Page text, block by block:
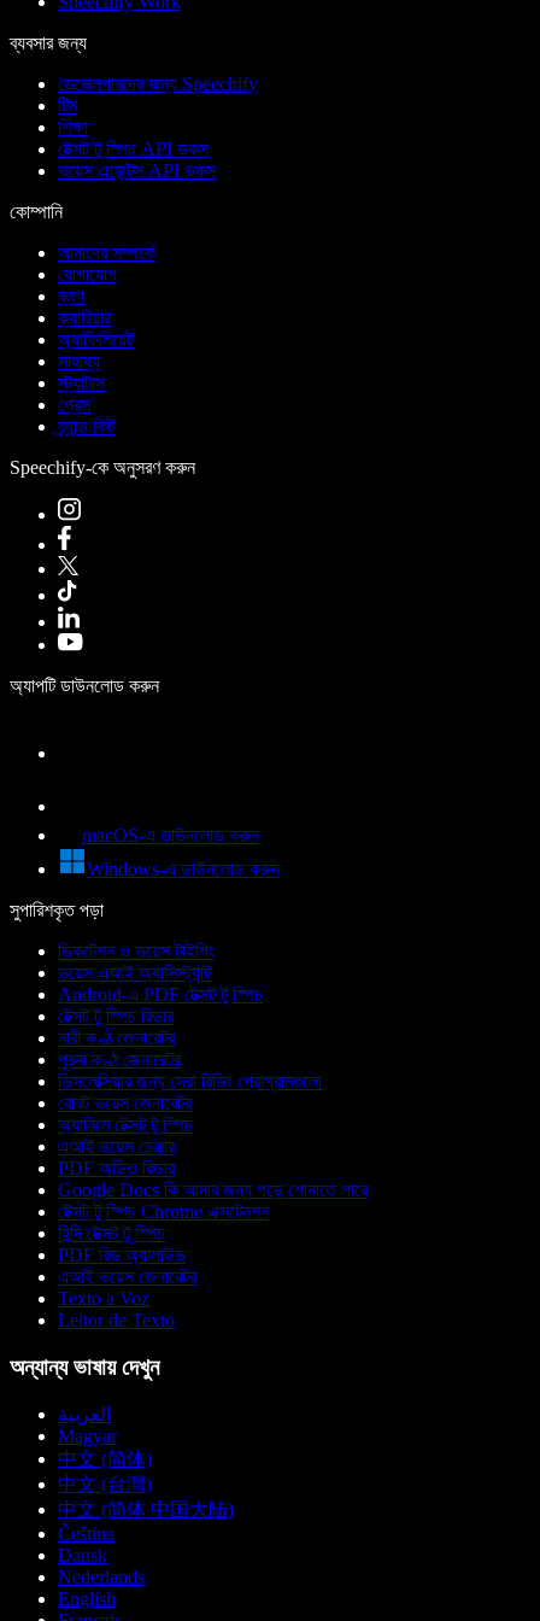
ব্যবসার জন্য
ডেভেলপারদের জন্য Speechify
টিম
শিক্ষা
টেক্সট টু স্পিচ API ডকস
ভয়েস এজেন্টস API ডকস
কোম্পানি
আমাদের সম্পর্কে
যোগাযোগ
ব্লগ
ক্যারিয়ার
অ্যাফিলিয়েট
সাহায্য
স্ট্যাটাস
প্রেস
ব্র্যান্ড কিট
Speechify-কে অনুসরণ করুন
অ্যাপটি ডাউনলোড করুন
macOS-এ ডাউনলোড করুন
Windows-এ ডাউনলোড করুন
সুপারিশকৃত পড়া
ডিকটেশন ও ভয়েস টাইপিং
ভয়েস এআই অ্যাসিস্ট্যান্ট
Android-এ PDF টেক্সট টু স্পিচ
টেক্সট টু স্পিচ রিডার
নারী কণ্ঠ জেনারেটর
পুরুষ কণ্ঠ জেনারেটর
ডিসলেক্সিয়ার জন্য সেরা রিডিং প্রোগ্রামগুলো
রোবট ভয়েস জেনারেটর
অ্যানিমে টেক্সট টু স্পিচ
এআই ভয়েস চেঞ্জার
PDF অডিও রিডার
Google Docs কি আমার জন্য পড়ে শোনাতে পারে
টেক্সট টু স্পিচ Chrome এক্সটেনশন
হিন্দি টেক্সট টু স্পিচ
PDF রিড অ্যালাউড
এআই ভয়েস জেনারেটর
Texto a Voz
Leitor de Texto
অন্যান্য ভাষায় দেখুন
العربية
Magyar
中文 (简体)
中文 (台灣)
中文 (简体 中国大陆)
Čeština
Dansk
Nederlands
English